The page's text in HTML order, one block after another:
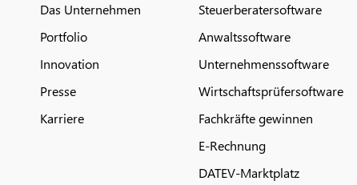
Das Unternehmen
Portfolio
Innovation
Presse
Karriere
Steuerberatersoftware
Anwaltssoftware
Unternehmenssoftware
Wirtschaftsprüfersoftware
Fachkräfte gewinnen
E-Rechnung
DATEV-Marktplatz